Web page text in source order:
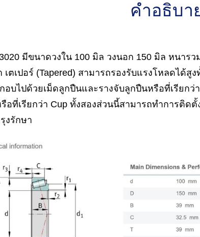
คำอธิบา
มีขนาดวงใน 100 มิล วงนอก 150 มิล หนาร
เตเปอร์ (Tapered) สามารถรองรับแรงโหลดไ
อบไปด้วยเม็ดลูกปืนและรางจับลูกปืนหรือที่เรียก
อที่เรียกว่า Cup ทั้งสองส่วนนี้สามารถทำการติด
งรักษา